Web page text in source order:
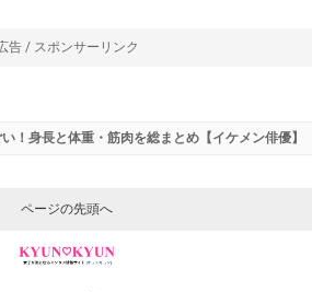
告 / スポンサーリンク
！身長と体重・筋肉を総まとめ【イケメン俳優】
ページの先頭へ